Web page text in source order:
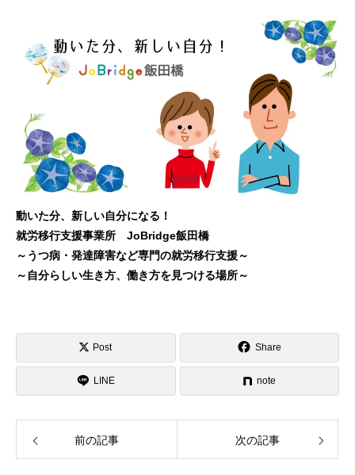
動いた分、新しい自分になる！
就労移行支援事業所 JoBridge飯田橋
～うつ病・発達障害など専門の就労移行支援～
～自分らしい生き方、働き方を見つける場所～
Post Share
LINE note
前の記事 次の記事